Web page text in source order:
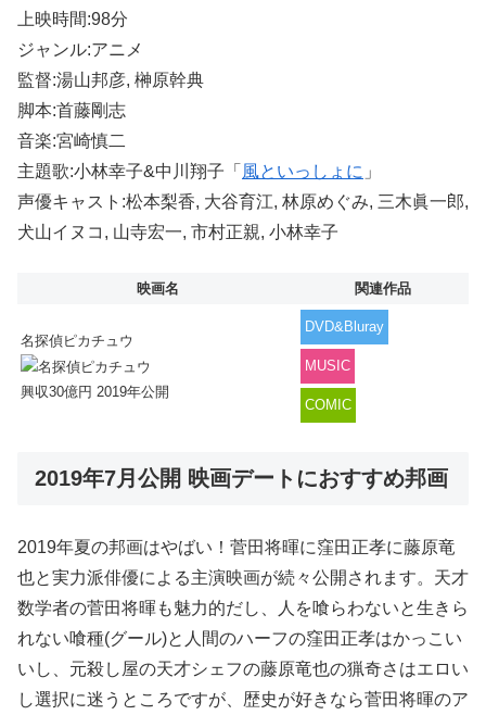
上映時間:98分
ジャンル:アニメ
監督:湯山邦彦, 榊原幹典
脚本:首藤剛志
音楽:宮崎慎二
主題歌:小林幸子&中川翔子「 風といっしょに 」
声優キャスト:松本梨香, 大谷育江, 林原めぐみ, 三木眞一郎,
犬山イヌコ, 山寺宏一, 市村正親, 小林幸子
映画名 関連作品
名探偵ピカチュウ
興収30億円 2019年公開
DVD&Bluray
MUSIC
COMIC
2019年7月公開 映画デートにおすすめ邦画
2019年夏の邦画はやばい！菅田将暉に窪田正孝に藤原竜
也と実力派俳優による主演映画が続々公開されます。天才
数学者の菅田将暉も魅力的だし、人を喰らわないと生きら
れない喰種(グール)と人間のハーフの窪田正孝はかっこい
いし、元殺し屋の天才シェフの藤原竜也の猟奇さはエロい
し選択に迷うところですが、歴史が好きなら菅田将暉のア